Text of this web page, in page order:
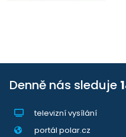
Denně nás sleduje
televizní vysílání
portál polar.cz